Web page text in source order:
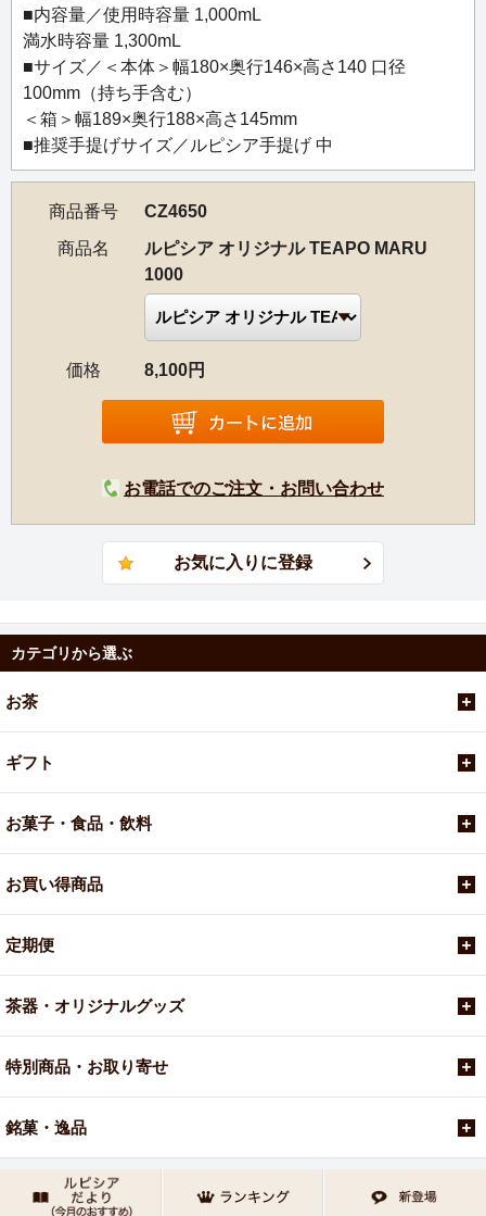
男」として知られる。現在は、KEN OKUYAMA DESIGNを
設立し、自動車、鉄道、家具など幅広く手掛ける。
■内容量／使用時容量 1,000mL
満水時容量 1,300mL
■サイズ／＜本体＞幅180×奥行146×高さ140 口径
100mm（持ち手含む）
＜箱＞幅189×奥行188×高さ145mm
■推奨手提げサイズ／ルピシア手提げ 中
商品番号
CZ4650
商品名
ルピシア オリジナル TEAPO MARU
1000
価格 8,100円
お電話でのご注文・お問い合わせ
カテゴリから選ぶ
お茶
ギフト
お菓子・食品・飲料
お買い得商品
定期便
茶器・オリジナルグッズ
特別商品・お取り寄せ
銘菓・逸品